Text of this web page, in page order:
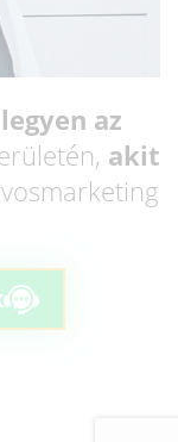
legyen az
akit